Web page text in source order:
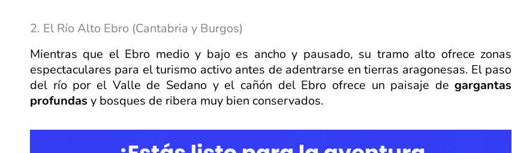
2. El Río Alto Ebro (Cantabria y Burgos)
Mientras que el Ebro medio y bajo es ancho y pausado, su tramo alto ofrece zonas
espectaculares para el turismo activo antes de adentrarse en tierras aragonesas. El paso
del río por el Valle de Sedano y el cañón del Ebro ofrece un paisaje degargantas
profundas y bosques de ribera muy bien conservados.